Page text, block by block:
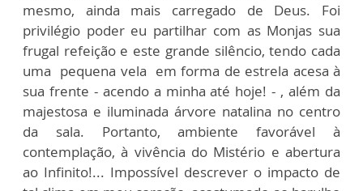
mesmo, ainda mais carregado de Deus. Foi
privilégio poder eu partilhar com as Monjas sua
frugal refeição e este grande silêncio, tendo cada
uma pequena vela em forma de estrela acesa à
sua frente - acendo a minha até hoje! - , além da
majestosa e iluminada árvore natalina no centro
da sala. Portanto, ambiente favorável à
contemplação, à vivência do Mistério e abertura
ao Infinito!... Impossível descrever o impacto de